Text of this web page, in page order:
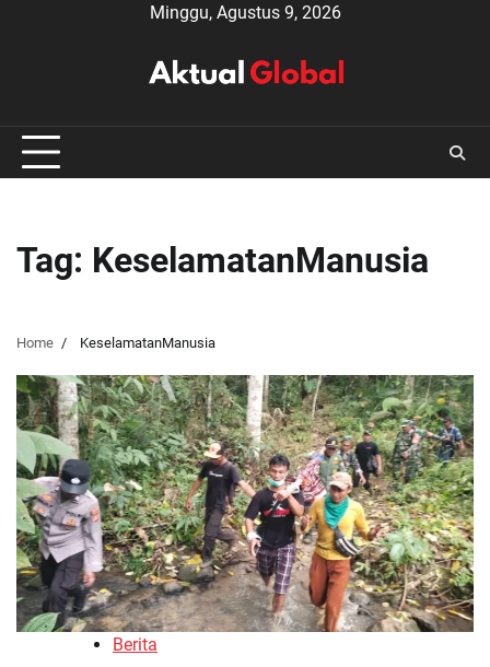
Minggu, Agustus 9, 2026
Tag: KeselamatanManusia
Home KeselamatanManusia
Berita